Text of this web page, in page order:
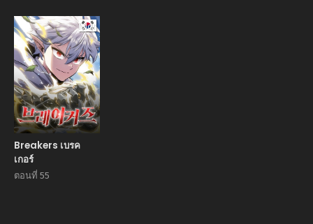
Manhwa
Breakers เบรค
เกอร์
ตอนที่ 55